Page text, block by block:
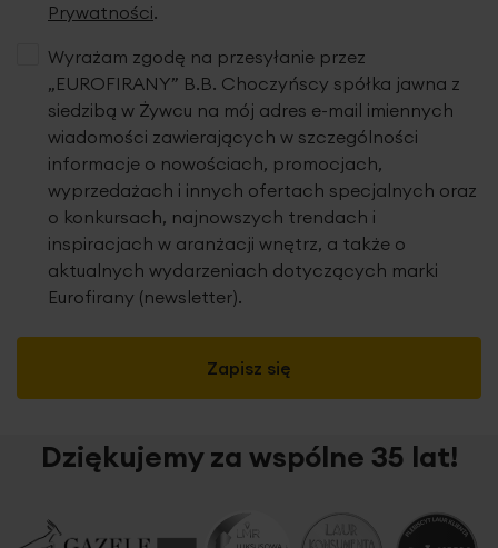
Prywatności.
Zapisz się
Wyrażam zgodę na przesyłanie przez
„EUROFIRANY” B.B. Choczyńscy spółka jawna z
siedzibą w Żywcu na mój adres e-mail imiennych
wiadomości zawierających w szczególności
informacje o nowościach, promocjach,
wyprzedażach i innych ofertach specjalnych oraz
o konkursach, najnowszych trendach i
inspiracjach w aranżacji wnętrz, a także o
aktualnych wydarzeniach dotyczących marki
Eurofirany (newsletter).
Dziękujemy za wspólne 35 lat!